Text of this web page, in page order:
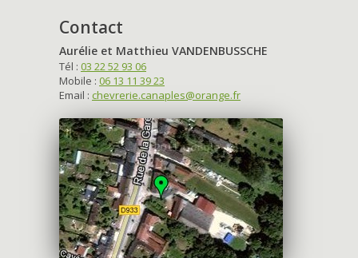
Contact
Aurélie et Matthieu VANDENBUSSCHE
Tél : 03 22 52 93 06
Mobile : 06 13 11 39 23
Email : chevrerie.canaples@orange.fr